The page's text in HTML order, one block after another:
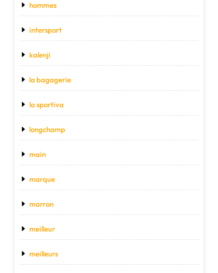
hommes
intersport
kalenji
la bagagerie
la sportiva
longchamp
main
marque
marron
meilleur
meilleurs